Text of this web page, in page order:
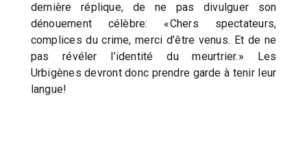
dernière réplique, de ne pas divulguer son
dénouement célèbre: «Chers spectateurs,
complices du crime, merci d’être venus. Et de ne
pas révéler l’identité du meurtrier.» Les
Urbigènes devront donc prendre garde à tenir leur
langue!